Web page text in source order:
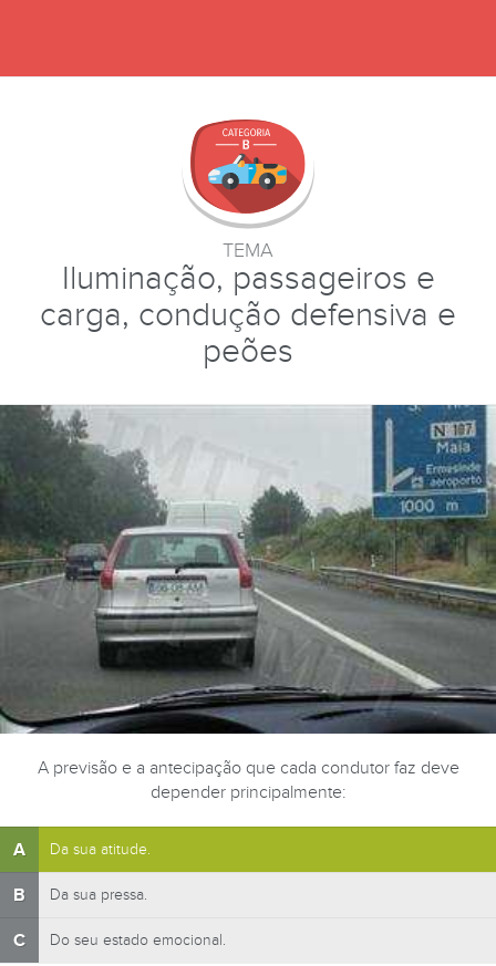
TEMA
Iluminação, passageiros e
carga, condução defensiva e
peões
A previsão e a antecipação que cada condutor faz deve
depender principalmente:
A Da sua atitude.
B Da sua pressa.
C Do seu estado emocional.